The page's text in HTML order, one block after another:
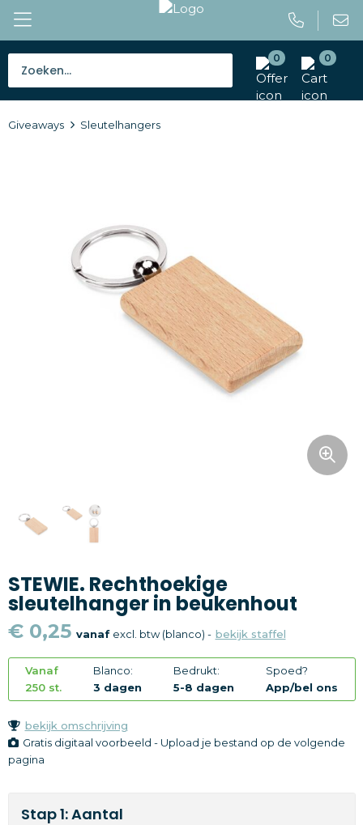
0 0
Tassen
Drinkwaren
Paraplu's
Outdoor en vrije tijd
Gereedschap en veiligheid
Kantoorartikelen
Textiel
Merken
Giveaways Sleutelhangers
STEWIE. Rechthoekige
sleutelhanger in beukenhout
€ 0,25 vanafexcl. btw (blanco) - bekijk staffel
Vanaf
250 st.
Blanco:
3 dagen
Bedrukt:
5-8 dagen
Spoed?
App/bel ons
bekijk omschrijving
Gratis digitaal voorbeeld - Upload je bestand op de volgende
pagina
Stap 1: Aantal